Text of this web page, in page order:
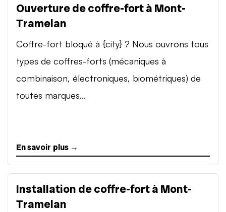
Ouverture de coffre-fort à Mont-
Tramelan
Coffre-fort bloqué à {city} ? Nous ouvrons tous
types de coffres-forts (mécaniques à
combinaison, électroniques, biométriques) de
toutes marques...
En savoir plus →
Installation de coffre-fort à Mont-
Tramelan